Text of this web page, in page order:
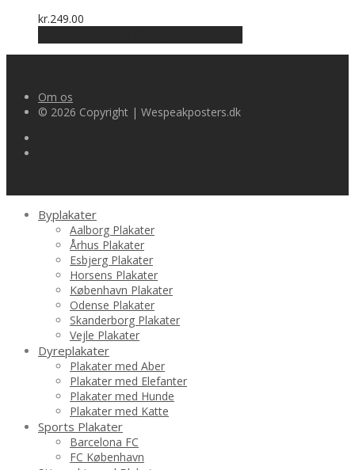
kr.249.00
Om os
© 2026 Copyright | Wespeakposters.dk
Byplakater
Aalborg Plakater
Århus Plakater
Esbjerg Plakater
Horsens Plakater
København Plakater
Odense Plakater
Skanderborg Plakater
Vejle Plakater
Dyreplakater
Plakater med Aber
Plakater med Elefanter
Plakater med Hunde
Plakater med Katte
Sports Plakater
Barcelona FC
FC København